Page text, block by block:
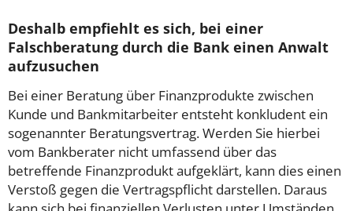
Deshalb empfiehlt es sich, bei einer
Falschberatung durch die Bank einen Anwalt
aufzusuchen
Bei einer Beratung über Finanzprodukte zwischen
Kunde und Bankmitarbeiter entsteht konkludent ein
sogenannter Beratungsvertrag. Werden Sie hierbei
vom Bankberater nicht umfassend über das
betreffende Finanzprodukt aufgeklärt, kann dies einen
Verstoß gegen die Vertragspflicht darstellen. Daraus